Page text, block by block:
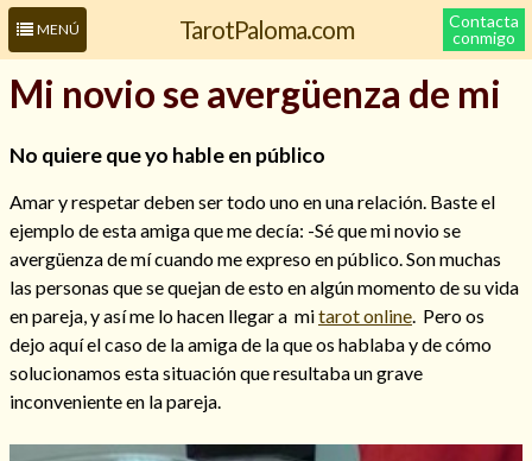
MENÚ TarotPaloma.com
Contacta
conmigo
Leer más sobre mí
Mi novio se avergüenza de mi
No quiere que yo hable en público
Amar y respetar deben ser todo uno en una relación. Baste el
ejemplo de esta amiga que me decía: -Sé que mi novio se
avergüenza de mí cuando me expreso en público. Son muchas
las personas que se quejan de esto en algún momento de su vida
en pareja, y así me lo hacen llegar a mitarot online . Pero os
dejo aquí el caso de la amiga de la que os hablaba y de cómo
solucionamos esta situación que resultaba un grave
inconveniente en la pareja.